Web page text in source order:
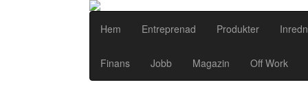
Hem Entreprenad Produkter
Finans Jobb Magazin Off Work